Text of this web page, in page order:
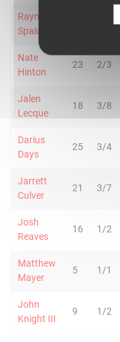
Raymond
Spalding
Nate
Hinton
23 2/3
Jalen
Lecque
18 3/8
Darius
Days
25 3/4
Jarrett
Culver
21 3/7
Josh
Reaves
16 1/2
Matthew
Mayer
5 1/1
John
Knight III
9 1/2